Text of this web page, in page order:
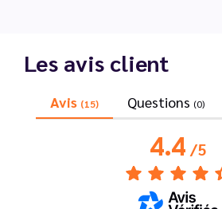
Les avis client
Avis (15) Questions (0)
4.4/5